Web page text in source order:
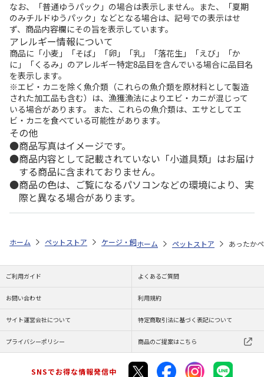
なお、「普通ゆうパック」の場合は表示しません。また、「夏期
のみチルドゆうパック」などとなる場合は、記号での表示はせ
ず、商品内容欄にその旨を表示しています。
アレルギー情報について
商品に「小麦」「そば」「卵」「乳」「落花生」「えび」「か
に」「くるみ」のアレルギー特定8品目を含んでいる場合に品目名
を表示します。
※エビ・カニを除く魚介類（これらの魚介類を原材料として製造
された加工品も含む）は、漁獲漁法によりエビ・カニが混じって
いる場合があります。 また、これらの魚介類は、エサとしてエ
ビ・カニを食べている可能性があります。
その他
商品写真はイメージです。
商品内容として記載されていない「小道具類」はお届け
する商品に含まれておりません。
商品の色は、ご覧になるパソコンなどの環境により、実
際と異なる場合があります。
ホーム ペットストア ケージ・飼育その他用品 ベッド・マット・ス
ホーム ペットストア あったか
ご利用ガイド よくあるご質問
お問い合わせ 利用規約
サイト運営会社について 特定商取引法に基づく表記について
プライバシーポリシー 商品のご提案はこちら
SNSでお得な情報発信中